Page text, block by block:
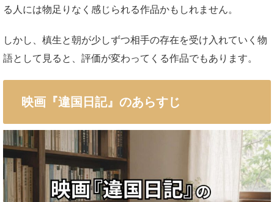
る人には物足りなく感じられる作品かもしれません。
しかし、槙生と朝が少しずつ相手の存在を受け入れていく物
語として見ると、評価が変わってくる作品でもあります。
映画『違国日記』のあらすじ